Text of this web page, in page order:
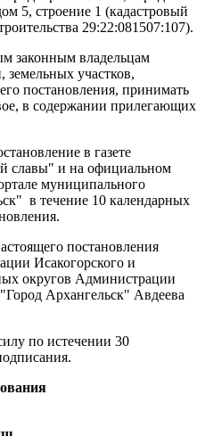
5, строение 1 (кадастровый
29:22:081507:107).
законным владельцам
земельных участков,
постановления, принимать
в содержании прилегающих
в газете
славы" и на официальном
муниципального
в течение 10 календарных
постановления
Исакогорского и
округов Администрации
Архангельск" Авдеева
по истечении 30